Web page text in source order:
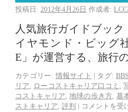
投稿日: 2012年4月26日 作成者:
人気旅行ガイドブッ
イヤモンド・ビッグ
E」が運営する、旅行
カテゴリー: 情報サイト | タグ: BBS
リア
ローコストキャリア口コミ
コストキャリア ,地球の歩き方,基
ストキャリア 評判 | コメントを受